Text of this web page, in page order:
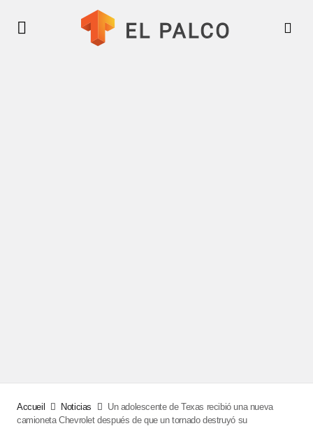
Accueil Noticias
Un adolescente de Texas recibió una nueva
camioneta Chevrolet después de que un tornado destruyó su